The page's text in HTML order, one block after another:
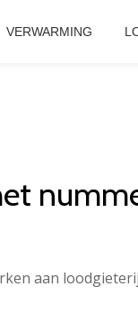
VERWARMING
aan